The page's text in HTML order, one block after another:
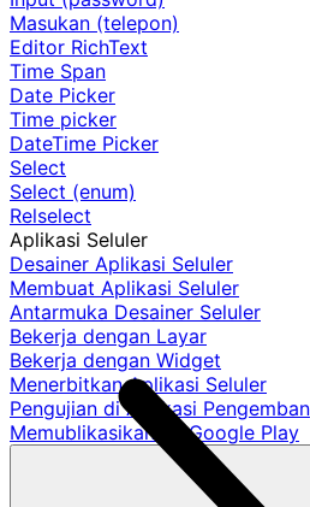
Masukan (telepon)
Editor RichText
Time Span
Date Picker
Time picker
DateTime Picker
Select
Select (enum)
Relselect
Aplikasi Seluler
Desainer Aplikasi Seluler
Membuat Aplikasi Seluler
Antarmuka Desainer Seluler
Bekerja dengan Layar
Bekerja dengan Widget
Menerbitkan Aplikasi Seluler
Pengujian di Aplikasi
Memublikasikan ke Google Play